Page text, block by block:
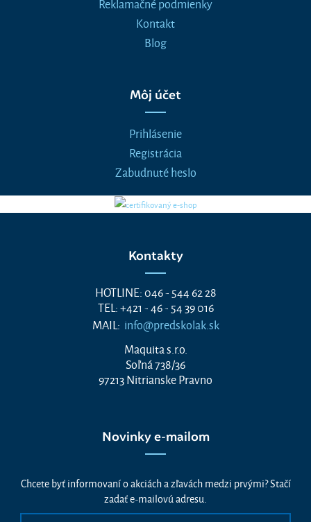
Kontakt
Blog
Môj účet
Prihlásenie
Registrácia
Zabudnuté heslo
Kontakty
HOTLINE: 046 - 544 62 28
TEL: +421 - 46 - 54 39 016
MAIL: info@predskolak.sk
Maquita s.r.o.
Soľná 738/36
97213 Nitrianske Pravno
Novinky e-mailom
Chcete byť informovaní o akciách a zľavách medzi prvými? Stačí
zadať e-mailovú adresu.